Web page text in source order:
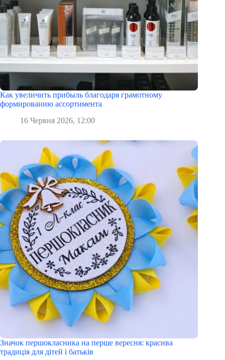
Как увеличить прибыль благодаря грамотному
формированию ассортимента
16 Червня 2026, 12:00
Значок першокласника на перше вересня: красива
традиція для дітей і батьків